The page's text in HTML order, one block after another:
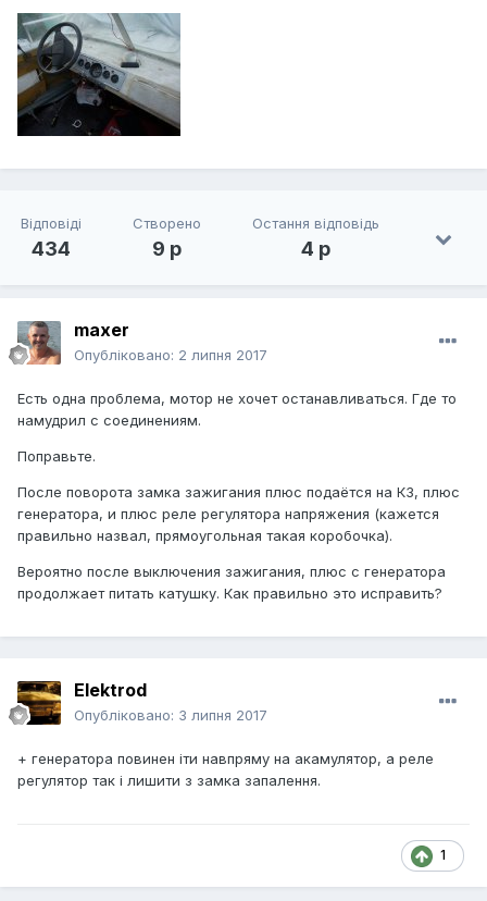
Відповіді
434
Створено
9 р
Остання відповідь
4 р
maxer
Опубліковано: 2 липня 2017
Есть одна проблема, мотор не хочет останавливаться. Где то
намудрил с соединениям.
Поправьте.
После поворота замка зажигания плюс подаётся на КЗ, плюс
генератора, и плюс реле регулятора напряжения (кажется
правильно назвал, прямоугольная такая коробочка).
Вероятно после выключения зажигания, плюс с генератора
продолжает питать катушку. Как правильно это исправить?
Elektrod
Опубліковано: 3 липня 2017
+ генератора повинен іти навпряму на акамулятор, а реле
регулятор так і лишити з замка запалення.
1